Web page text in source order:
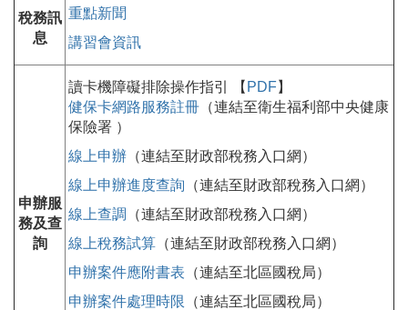
稅務訊
息
重點新聞
講習會資訊
申辦服
務及查
詢
讀卡機障礙排除操作指引 【 PDF】
健保卡網路服務註冊 （連結至衛生福利部中央健康
保險署 ）
線上申辦 （連結至財政部稅務入口網）
線上申辦進度查詢 （連結至財政部稅務入口網）
線上查調
（連結至財政部稅務入口網）
線上稅務試算 （連結至財政部稅務入口網）
申辦案件應附書表 （連結至北區國稅局）
申辦案件處理時限 （連結至北區國稅局）